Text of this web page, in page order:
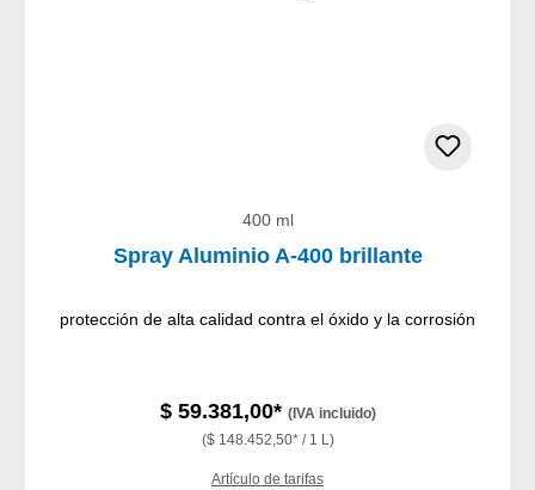
400 ml
Spray Aluminio A-400 brillante
protección de alta calidad contra el óxido y la corrosión
$ 59.381,00* (IVA incluido)
($ 148.452,50* / 1 L)
Artículo de tarifas